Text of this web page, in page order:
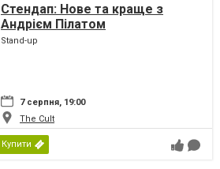
Стендап: Нове та краще з
Андрієм Пілатом
Stand-up
7 серпня, 19:00
The Cult
Купити